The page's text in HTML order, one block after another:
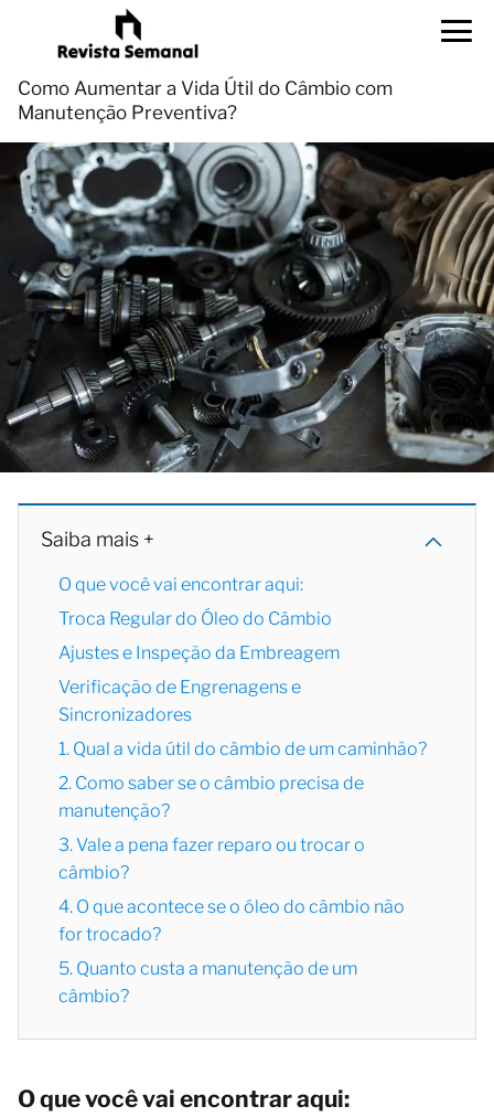
Como Aumentar a Vida Útil do Câmbio com
Manutenção Preventiva?
Saiba mais +
O que você vai encontrar aqui:
Troca Regular do Óleo do Câmbio
Ajustes e Inspeção da Embreagem
Verificação de Engrenagens e
Sincronizadores
1. Qual a vida útil do câmbio de um caminhão?
2. Como saber se o câmbio precisa de
manutenção?
3. Vale a pena fazer reparo ou trocar o
câmbio?
4. O que acontece se o óleo do câmbio não
for trocado?
5. Quanto custa a manutenção de um
câmbio?
O que você vai encontrar aqui: